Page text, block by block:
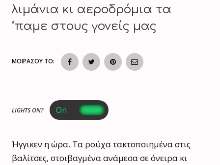
λιμάνια κι αεροδρόμια τα
‘παμε στους γονείς μας
ΜΟΙΡΑΣΟΥ ΤΟ:
LIGHTS ON?
Ήγγικεν η ώρα. Τα ρούχα τακτοποιημένα στις
βαλίτσες, στοιβαγμένα ανάμεσα σε όνειρα κι